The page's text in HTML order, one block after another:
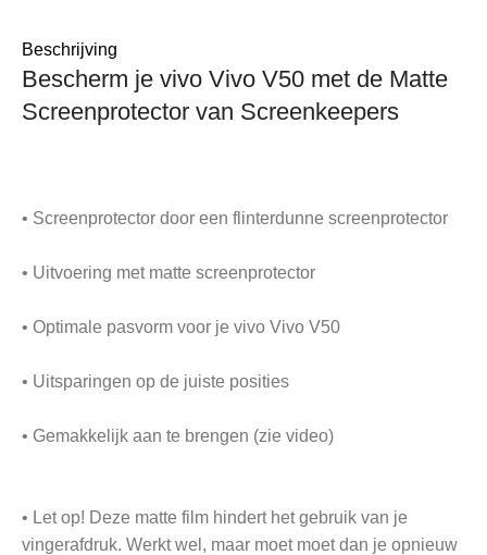
Beschrijving
Bescherm je vivo Vivo V50 met de Matte
Screenprotector van Screenkeepers
• Screenprotector door een flinterdunne screenprotector
• Uitvoering met matte screenprotector
• Optimale pasvorm voor je vivo Vivo V50
• Uitsparingen op de juiste posities
• Gemakkelijk aan te brengen (zie video)
• Let op! Deze matte film hindert het gebruik van je
vingerafdruk. Werkt wel, maar moet moet dan je opnieuw